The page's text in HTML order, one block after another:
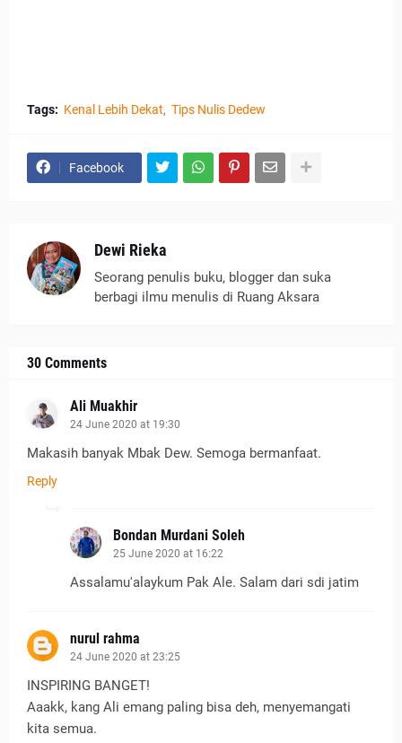
Tags: Kenal Lebih Dekat Tips Nulis Dedew
Facebook
Dewi Rieka
Seorang penulis buku, blogger dan suka
berbagi ilmu menulis di Ruang Aksara
30 Comments
Ali Muakhir
24 June 2020 at 19:30
Makasih banyak Mbak Dew. Semoga bermanfaat.
Reply
Bondan Murdani Soleh
25 June 2020 at 16:22
Assalamu'alaykum Pak Ale. Salam dari sdi jatim
nurul rahma
24 June 2020 at 23:25
INSPIRING BANGET!
Aaakk, kang Ali emang paling bisa deh, menyemangati
kita semua.